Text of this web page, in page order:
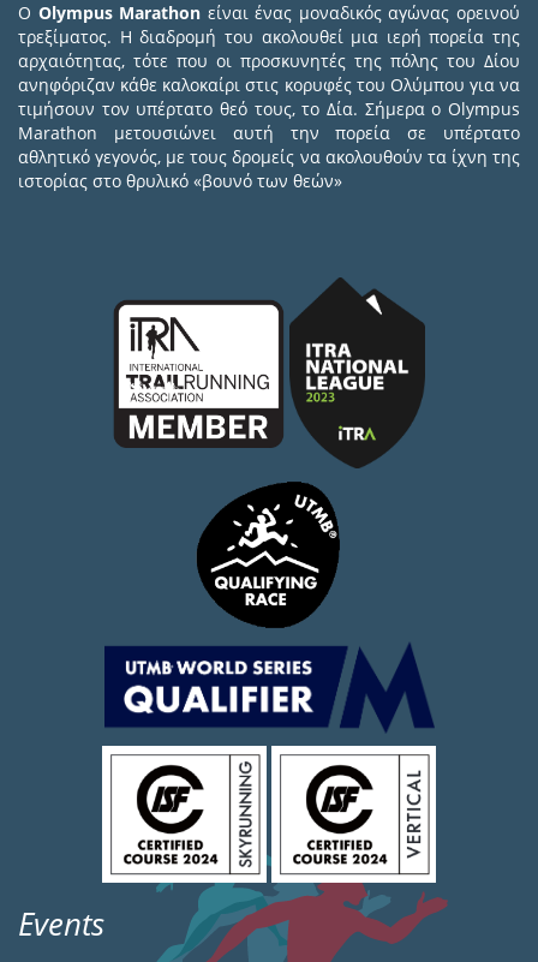
Ο Olympus Marathon είναι ένας μοναδικός αγώνας ορεινού
τρεξίματος. Η διαδρομή του ακολουθεί μια ιερή πορεία της
αρχαιότητας, τότε που οι προσκυνητές της πόλης του Δίου
ανηφόριζαν κάθε καλοκαίρι στις κορυφές του Ολύμπου για να
τιμήσουν τον υπέρτατο θεό τους, το Δία. Σήμερα ο Olympus
Marathon μετουσιώνει αυτή την πορεία σε υπέρτατο
αθλητικό γεγονός, με τους δρομείς να ακολουθούν τα ίχνη της
ιστορίας στο θρυλικό «βουνό των θεών»
Events